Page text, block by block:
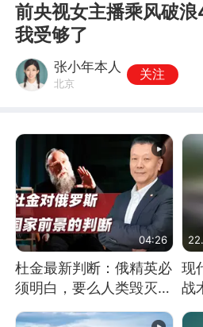
前央视女主播乘风破
我受够了
张小年本人
北京
关注
04:26
杜金最新判断：俄精英必
须明白，要么人类毁灭，
要么俄毁灭
现
战